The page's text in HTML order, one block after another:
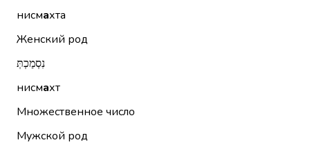
нисмахта
Женский род
נִסְמַכְתְּ
нисмахт
Множественное число
Мужской род